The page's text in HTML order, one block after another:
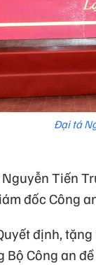
Đại tá
Tiến
đốc Công
định,
Bộ Công an